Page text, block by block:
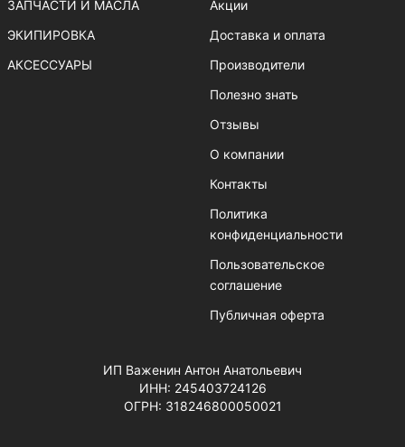
ЗАПЧАСТИ И МАСЛА
ЭКИПИРОВКА
АКСЕССУАРЫ
Акции
Доставка и оплата
Производители
Полезно знать
Отзывы
О компании
Контакты
Политика
конфиденциальности
Пользовательское
соглашение
Публичная оферта
ИП Важенин Антон Анатольевич
ИНН: 245403724126
ОГРН: 318246800050021